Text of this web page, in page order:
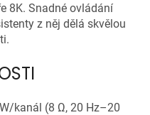
8K. Snadné ovládání
z něj dělá skvělou
kanál (8 Ω, 20 Hz–20